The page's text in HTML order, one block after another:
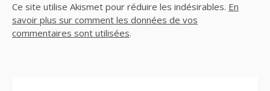
Ce site utilise Akismet pour réduire les indésirables. En
savoir plus sur comment les données de vos
commentaires sont utilisées.